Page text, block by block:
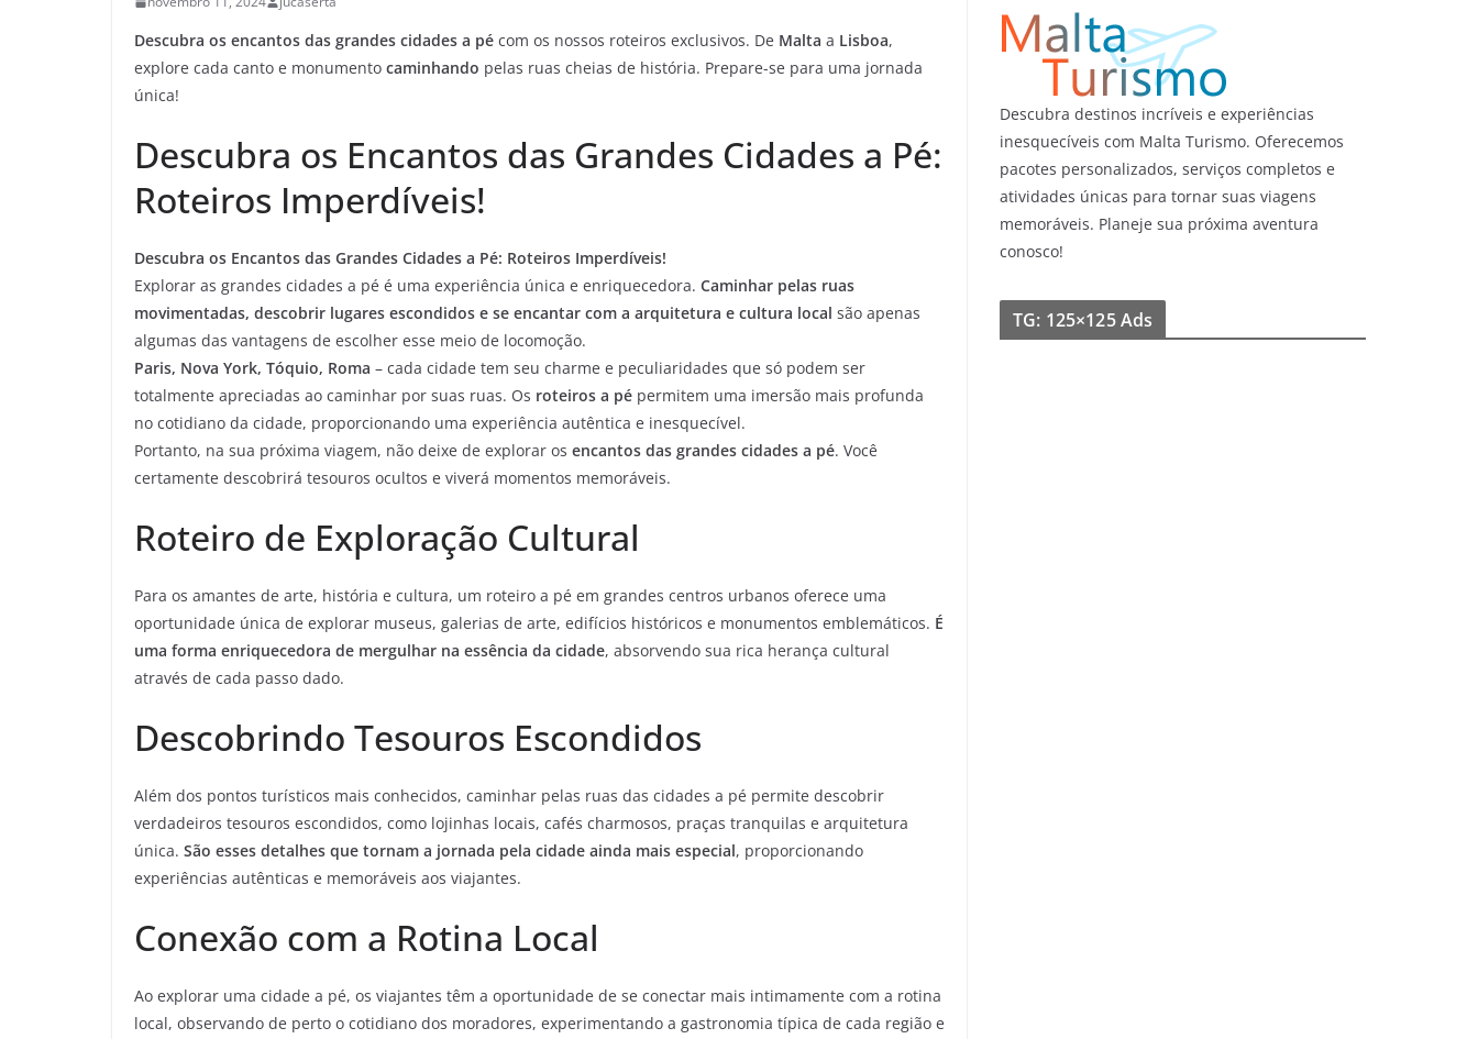
Descubra os encantos das grandes cidades a pé com os nossos roteiros exclusivos. De Malta a Lisboa,
explore cada canto e monumento caminhando pelas ruas cheias de história. Prepare-se para uma jornada
única!
Descubra os Encantos das Grandes Cidades a Pé:
Roteiros Imperdíveis!
Descubra os Encantos das Grandes Cidades a Pé: Roteiros Imperdíveis!
Explorar as grandes cidades a pé é uma experiência única e enriquecedora. Caminhar pelas ruas
movimentadas, descobrir lugares escondidos e se encantar com a arquitetura e cultura local são apenas
algumas das vantagens de escolher esse meio de locomoção.
Paris, Nova York, Tóquio, Roma – cada cidade tem seu charme e peculiaridades que só podem ser
totalmente apreciadas ao caminhar por suas ruas. Os roteiros a pé permitem uma imersão mais profunda
no cotidiano da cidade, proporcionando uma experiência autêntica e inesquecível.
Portanto, na sua próxima viagem, não deixe de explorar os encantos das grandes cidades a pé. Você
certamente descobrirá tesouros ocultos e viverá momentos memoráveis.
Roteiro de Exploração Cultural
Para os amantes de arte, história e cultura, um roteiro a pé em grandes centros urbanos oferece uma
oportunidade única de explorar museus, galerias de arte, edifícios históricos e monumentos emblemáticos. É
uma forma enriquecedora de mergulhar na essência da cidade, absorvendo sua rica herança cultural
através de cada passo dado.
Descobrindo Tesouros Escondidos
Além dos pontos turísticos mais conhecidos, caminhar pelas ruas das cidades a pé permite descobrir
verdadeiros tesouros escondidos, como lojinhas locais, cafés charmosos, praças tranquilas e arquitetura
única. São esses detalhes que tornam a jornada pela cidade ainda mais especial, proporcionando
experiências autênticas e memoráveis aos viajantes.
Conexão com a Rotina Local
Ao explorar uma cidade a pé, os viajantes têm a oportunidade de se conectar mais intimamente com a rotina
local, observando de perto o cotidiano dos moradores, experimentando a gastronomia típica de cada região e
Descubra destinos incríveis e experiências
inesquecíveis com Malta Turismo. Oferecemos
pacotes personalizados, serviços completos e
atividades únicas para tornar suas viagens
memoráveis. Planeje sua próxima aventura
conosco!
TG: 125×125 Ads